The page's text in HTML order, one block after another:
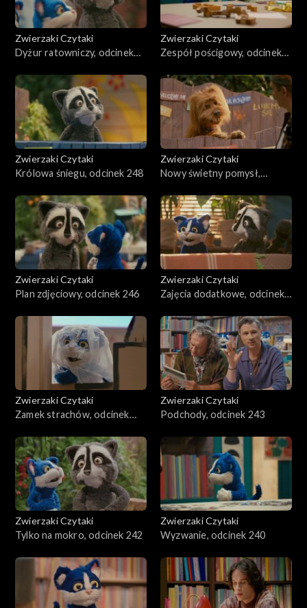
Zwierzaki Czytaki
Dyżur ratowniczy, odcinek
Zwierzaki Czytaki
Zespół pościgowy, odcinek
Zwierzaki Czytaki
Królowa śniegu, odcinek 248
Zwierzaki Czytaki
Nowy świetny pomysł,
Zwierzaki Czytaki
Plan zdjęciowy, odcinek 246
Zwierzaki Czytaki
Zajęcia dodatkowe, odcinek
Zwierzaki Czytaki
Zamek strachów, odcinek
Zwierzaki Czytaki
Podchody, odcinek 243
Zwierzaki Czytaki
Tylko na mokro, odcinek 242
Zwierzaki Czytaki
Wyzwanie, odcinek 240